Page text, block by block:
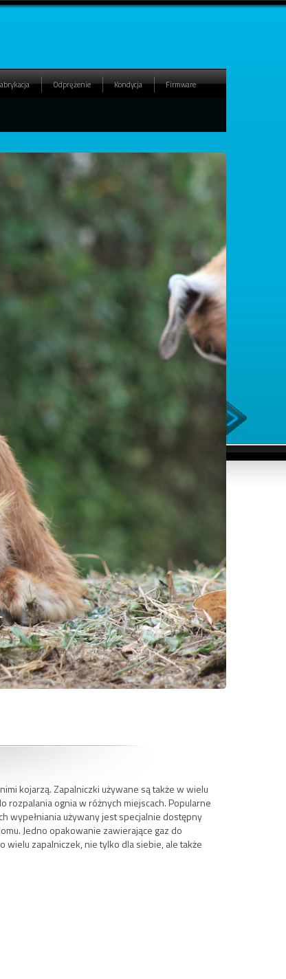
Odprężenie Kondycja Firmware
kojarzą. Zapalniczki używane są także w wielu
rozpalania ognia w różnych miejscach. Popularne
wypełniania używany jest specjalnie dostępny
Jedno opakowanie zawierające gaz do
wielu zapalniczek, nie tylko dla siebie, ale także